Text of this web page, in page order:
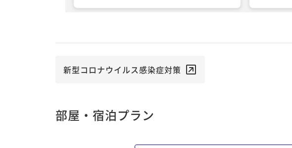
い場も寒
新型コロナウイルス感染症対策
部屋・宿泊プラン